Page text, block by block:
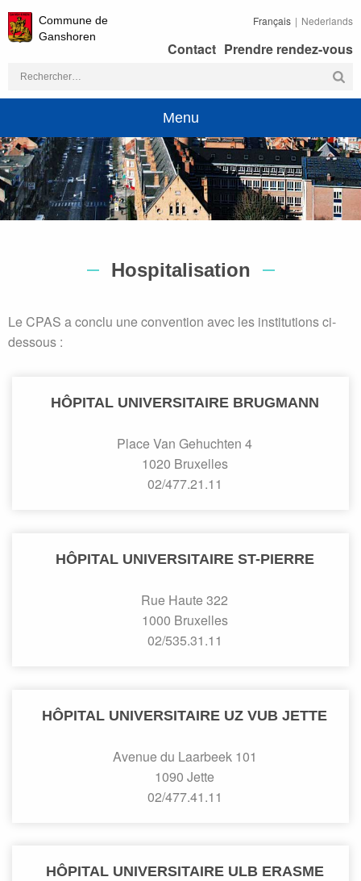
Commune de
Ganshoren
Français Nederlands
Prendre rendez-vous
Contact
Rechercher :
Menu
Hospitalisation
Le CPAS a conclu une convention avec les institutions ci-
dessous :
HÔPITAL UNIVERSITAIRE BRUGMANN
Place Van Gehuchten 4
1020 Bruxelles
02/477.21.11
HÔPITAL UNIVERSITAIRE ST-PIERRE
Rue Haute 322
1000 Bruxelles
02/535.31.11
HÔPITAL UNIVERSITAIRE UZ VUB JETTE
Avenue du Laarbeek 101
1090 Jette
02/477.41.11
HÔPITAL UNIVERSITAIRE ULB ERASME